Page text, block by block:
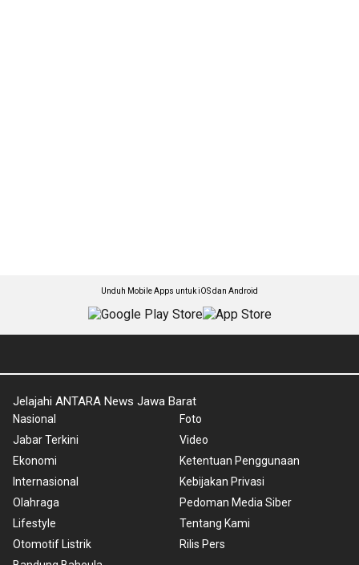
Unduh Mobile Apps untuk iOS dan Android
Jelajahi ANTARA News Jawa Barat
Nasional
Jabar Terkini
Ekonomi
Internasional
Olahraga
Lifestyle
Otomotif Listrik
Foto
Video
Ketentuan Penggunaan
Kebijakan Privasi
Pedoman Media Siber
Tentang Kami
Rilis Pers